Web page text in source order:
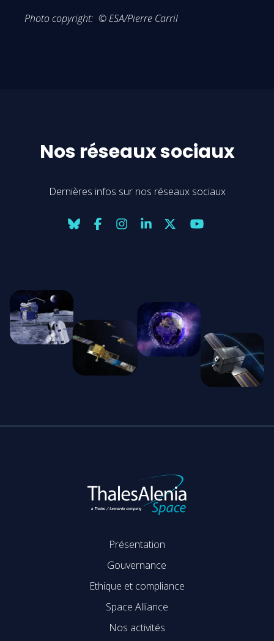
Photo copyright: © ESA/Pierre Carril
Nos réseaux sociaux
Dernières infos sur nos réseaux sociaux
Présentation
Gouvernance
Ethique et compliance
Space Alliance
Nos activités